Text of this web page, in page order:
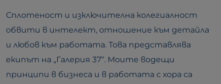
Сплотеност и изключителна колегиалност
обвити в интелект, отношение към детайла
и любов към работата. Това представлява
екипът на „Галерия 37“. Моите водещи
принципи в бизнеса и в работата с хора са